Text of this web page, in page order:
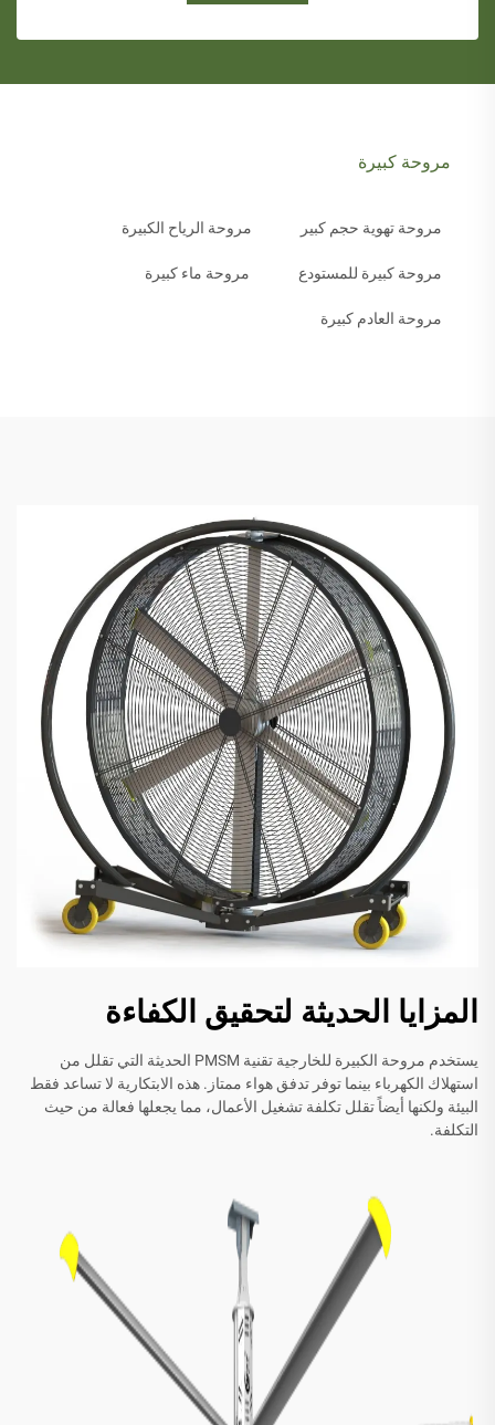
مروحة كبيرة
مروحة تهوية حجم كبير مروحة الرياح الكبيرة
مروحة كبيرة للمستودع مروحة ماء كبيرة
مروحة العادم كبيرة
المزايا الحديثة لتحقيق الكفاءة
يستخدم مروحة الكبيرة للخارجية تقنية PMSM الحديثة التي تقلل من
استهلاك الكهرباء بينما توفر تدفق هواء ممتاز. هذه الابتكارية لا تساعد فقط
البيئة ولكنها أيضاً تقلل تكلفة تشغيل الأعمال، مما يجعلها فعالة من حيث
التكلفة.